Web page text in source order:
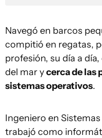
Navegó en barcos
compitió en regatas,
profesión, su día a
del mar ycerca de las
sistemas operativos.
Ingeniero en
trabajó como